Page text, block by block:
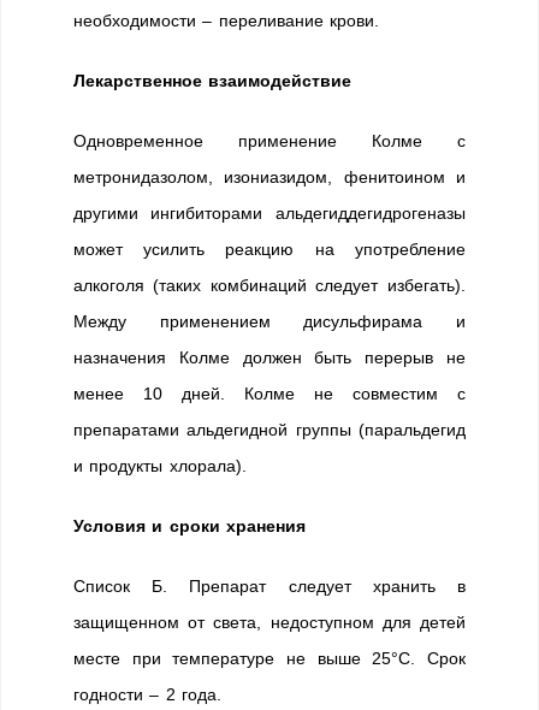
необходимости – переливание крови.
Лекарственное взаимодействие
Одновременное применение Колме с
метронидазолом, изониазидом, фенитоином и
другими ингибиторами альдегиддегидрогеназы
может усилить реакцию на употребление
алкоголя (таких комбинаций следует избегать).
Между применением дисульфирама и
назначения Колме должен быть перерыв не
менее 10 дней. Колме не совместим с
препаратами альдегидной группы (паральдегид
и продукты хлорала).
Условия и сроки хранения
Список Б. Препарат следует хранить в
защищенном от света, недоступном для детей
месте при температуре не выше 25°С. Срок
годности – 2 года.